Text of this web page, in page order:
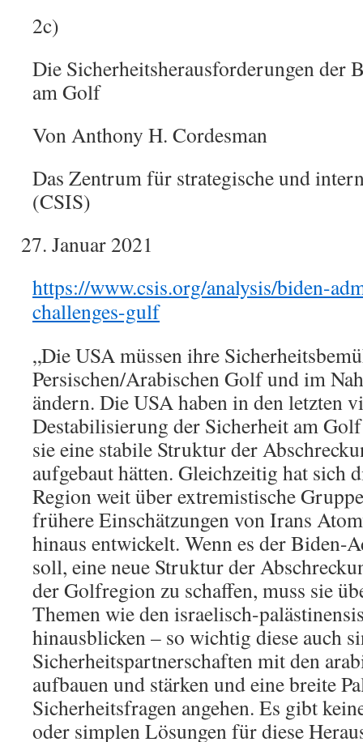
2c)
Die Sicherheitsherausforderungen der
am Golf
Von Anthony H. Cordesman
Das Zentrum für strategische und
(CSIS)
Januar 2021
https://www.csis.org/analysis/biden-
challenges-gulf
„Die USA müssen ihre
Persischen/Arabischen Golf und im
ändern. Die USA haben in den letzten
Destabilisierung der Sicherheit am Golf
sie eine stabile Struktur der
aufgebaut hätten. Gleichzeitig hat sich
Region weit über extremistische
frühere Einschätzungen von Irans
hinaus entwickelt. Wenn es der Biden-
soll, eine neue Struktur der
der Golfregion zu schaffen, muss sie
Themen wie den israelisch-
hinausblicken – so wichtig diese auch
Sicherheitspartnerschaften mit den
aufbauen und stärken und eine breite
Sicherheitsfragen angehen. Es gibt
oder simplen Lösungen für diese